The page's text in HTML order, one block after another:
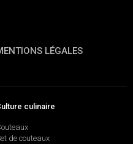
LÉGALES
culinaire
de couteaux